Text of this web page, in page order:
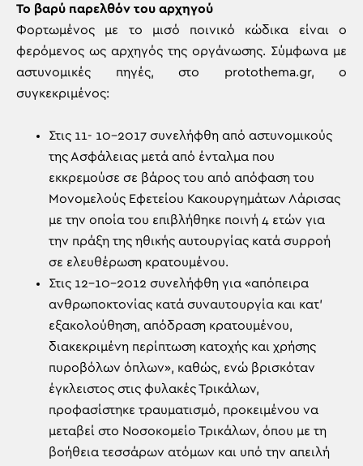
Το βαρύ παρελθόν του αρχηγού
Φορτωμένος με το μισό ποινικό κώδικα είναι ο
φερόμενος ως αρχηγός της οργάνωσης. Σύμφωνα με
αστυνομικές πηγές, στο protothema.gr, o
συγκεκριμένος:
Στις 11- 10-2017 συνελήφθη από αστυνομικούς
της Ασφάλειας μετά από ένταλμα που
εκκρεμούσε σε βάρος του από απόφαση του
Μονομελούς Εφετείου Κακουργημάτων Λάρισας
με την οποία του επιβλήθηκε ποινή 4 ετών για
την πράξη της ηθικής αυτουργίας κατά συρροή
σε ελευθέρωση κρατουμένου.
Στις 12-10-2012 συνελήφθη για «απόπειρα
ανθρωποκτονίας κατά συναυτουργία και κατ’
εξακολούθηση, απόδραση κρατουμένου,
διακεκριμένη περίπτωση κατοχής και χρήσης
πυροβόλων όπλων», καθώς, ενώ βρισκόταν
έγκλειστος στις φυλακές Τρικάλων,
προφασίστηκε τραυματισμό, προκειμένου να
μεταβεί στο Νοσοκομείο Τρικάλων, όπου με τη
βοήθεια τεσσάρων ατόμων και υπό την απειλή